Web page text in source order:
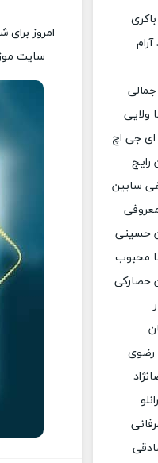
امروز برای
سایت
ولایی
جی اچ
سابین
حسینی
محبوب
حصارکی
رضوی